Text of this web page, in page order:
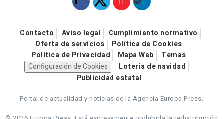
Contacto Aviso legal
Cumplimiento normativo
Oferta de servicios
Política de Cookies
Política de Privacidad
Mapa Web
Temas
Configuración de Cookies
Loteria de navidad
Publicidad estatal
Portal de actualidad y noticias de la Agencia Europa Press.